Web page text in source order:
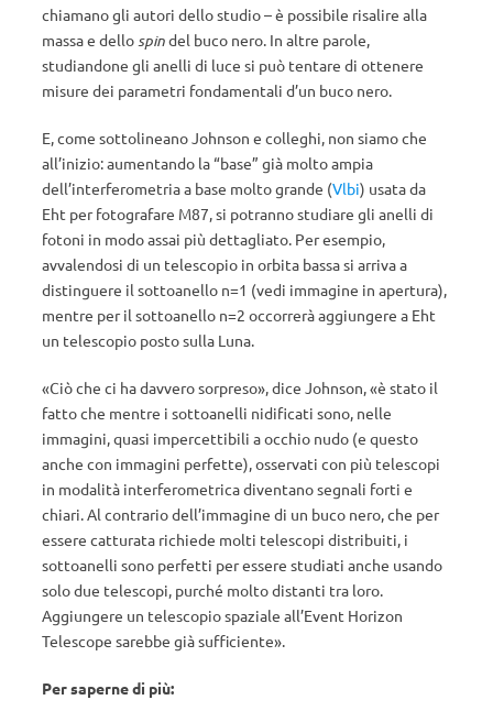
chiamano gli autori dello studio – è possibile risalire alla
massa e dellospindel buco nero. In altre parole,
studiandone gli anelli di luce si può tentare di ottenere
misure dei parametri fondamentali d’un buco nero.
E, come sottolineano Johnson e colleghi, non siamo che
all’inizio: aumentando la “base” già molto ampia
dell’interferometria a base molto grande (Vlbi) usata da
Eht per fotografare M87, si potranno studiare gli anelli di
fotoni in modo assai più dettagliato. Per esempio,
avvalendosi di un telescopio in orbita bassa si arriva a
distinguere il sottoanello n=1 (vedi immagine in apertura),
mentre per il sottoanello n=2 occorrerà aggiungere a Eht
un telescopio posto sulla Luna.
«Ciò che ci ha davvero sorpreso», dice Johnson, «è stato il
fatto che mentre i sottoanelli nidificati sono, nelle
immagini, quasi impercettibili a occhio nudo (e questo
anche con immagini perfette), osservati con più telescopi
in modalità interferometrica diventano segnali forti e
chiari. Al contrario dell’immagine di un buco nero, che per
essere catturata richiede molti telescopi distribuiti, i
sottoanelli sono perfetti per essere studiati anche usando
solo due telescopi, purché molto distanti tra loro.
Aggiungere un telescopio spaziale all’Event Horizon
Telescope sarebbe già sufficiente».
Per saperne di più: